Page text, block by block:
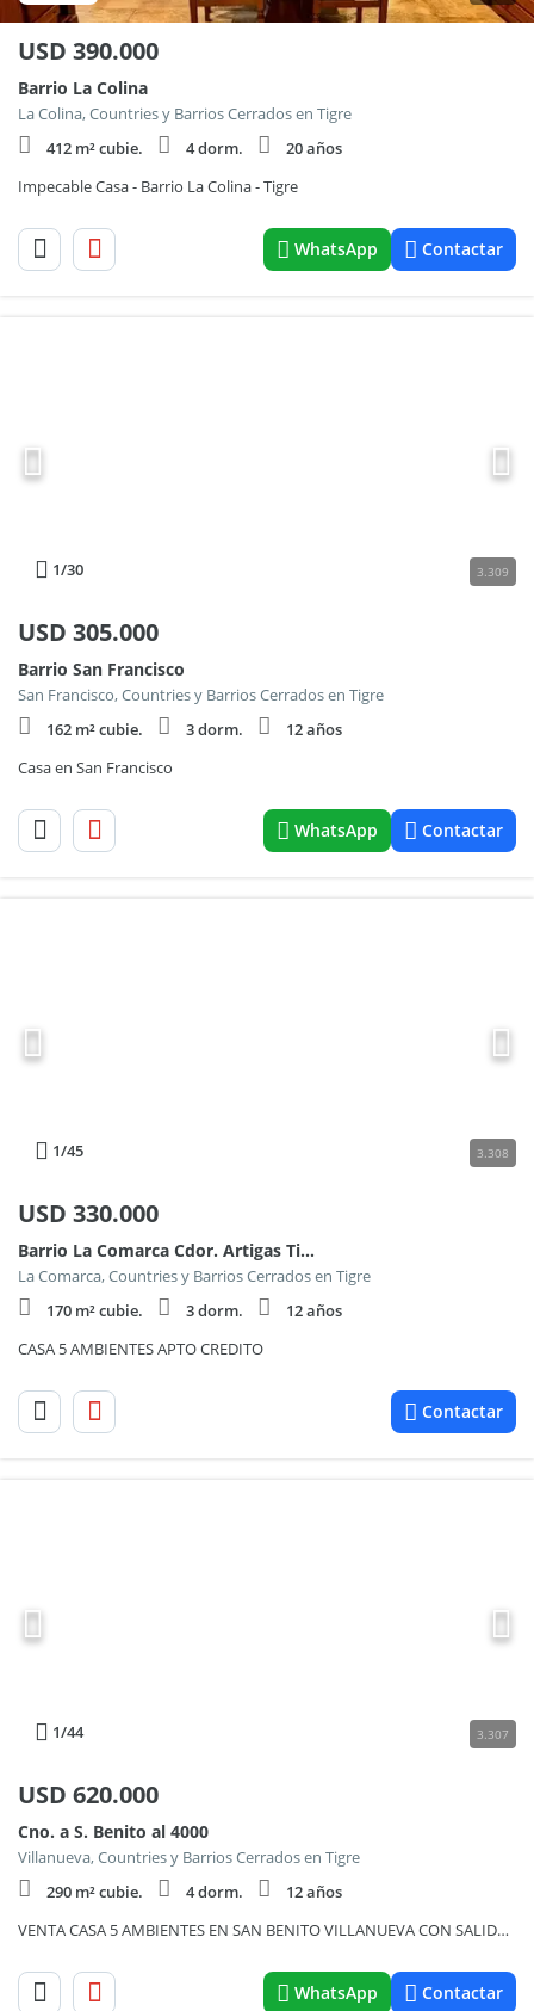
USD 390.000
Barrio La Colina
La Colina, Countries y Barrios Cerrados en Tigre
412 m² cubie.
4 dorm.
20 años
Impecable Casa - Barrio La Colina - Tigre
WhatsApp Contactar
1/30 3.309
USD 305.000
Barrio San Francisco
San Francisco, Countries y Barrios Cerrados en Tigre
162 m² cubie.
3 dorm.
12 años
Casa en San Francisco
WhatsApp Contactar
1/45 3.308
USD 330.000
Barrio La Comarca Cdor. Artigas Tigre 1600
La Comarca, Countries y Barrios Cerrados en Tigre
170 m² cubie.
3 dorm.
12 años
CASA 5 AMBIENTES APTO CREDITO
Contactar
1/44 3.307
USD 620.000
Cno. a S. Benito al 4000
Villanueva, Countries y Barrios Cerrados en Tigre
290 m² cubie.
4 dorm.
12 años
VENTA CASA 5 AMBIENTES EN SAN BENITO VILLANUEVA CON SALIDA AL RIO
WhatsApp Contactar